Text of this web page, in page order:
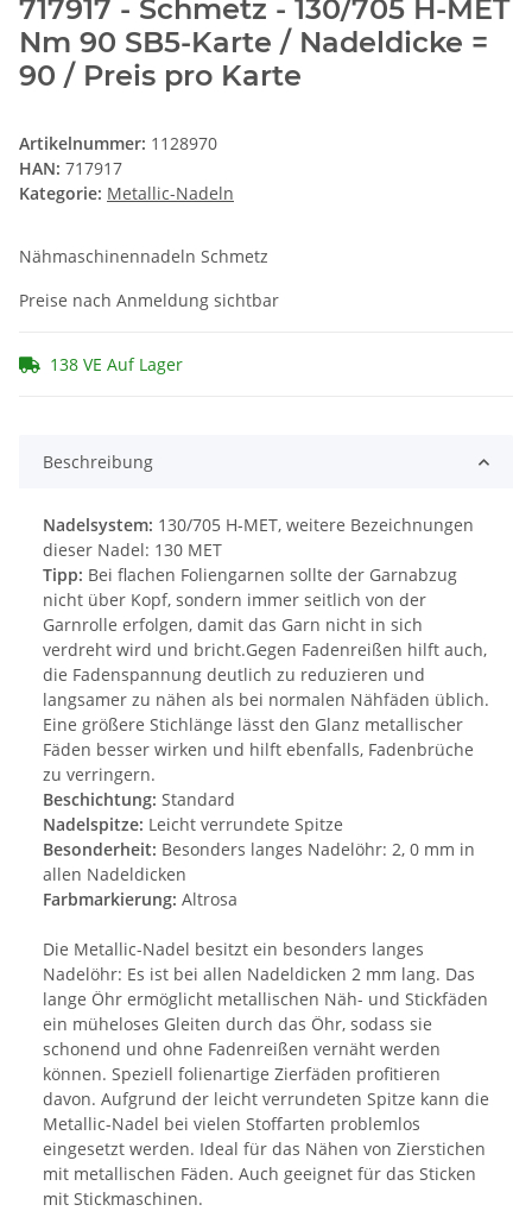
717917 - Schmetz - 130/705 H-MET
Nm 90 SB5-Karte / Nadeldicke =
90 / Preis pro Karte
Artikelnummer: 1128970
HAN: 717917
Kategorie: Metallic-Nadeln
Nähmaschinennadeln Schmetz
Preise nach Anmeldung sichtbar
138 VE Auf Lager
Beschreibung
Nadelsystem: 130/705 H-MET, weitere Bezeichnungen
dieser Nadel: 130 MET
Tipp: Bei flachen Foliengarnen sollte der Garnabzug
nicht über Kopf, sondern immer seitlich von der
Garnrolle erfolgen, damit das Garn nicht in sich
verdreht wird und bricht.Gegen Fadenreißen hilft auch,
die Fadenspannung deutlich zu reduzieren und
langsamer zu nähen als bei normalen Nähfäden üblich.
Eine größere Stichlänge lässt den Glanz metallischer
Fäden besser wirken und hilft ebenfalls, Fadenbrüche
zu verringern.
Beschichtung: Standard
Nadelspitze: Leicht verrundete Spitze
Besonderheit: Besonders langes Nadelöhr: 2, 0 mm in
allen Nadeldicken
Farbmarkierung: Altrosa
Die Metallic-Nadel besitzt ein besonders langes
Nadelöhr: Es ist bei allen Nadeldicken 2 mm lang. Das
lange Öhr ermöglicht metallischen Näh- und Stickfäden
ein müheloses Gleiten durch das Öhr, sodass sie
schonend und ohne Fadenreißen vernäht werden
können. Speziell folienartige Zierfäden profitieren
davon. Aufgrund der leicht verrundeten Spitze kann die
Metallic-Nadel bei vielen Stoffarten problemlos
eingesetzt werden. Ideal für das Nähen von Zierstichen
mit metallischen Fäden. Auch geeignet für das Sticken
mit Stickmaschinen.